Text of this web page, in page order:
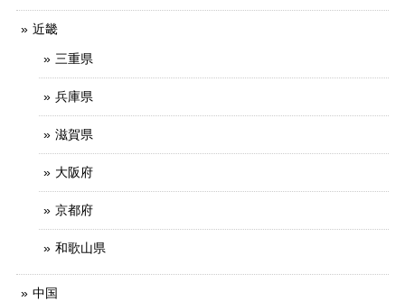
近畿
三重県
兵庫県
滋賀県
大阪府
京都府
和歌山県
中国